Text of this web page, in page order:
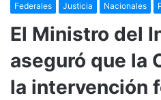
Federales Justicia Nacionales
El Ministro del
aseguró que la
la intervención